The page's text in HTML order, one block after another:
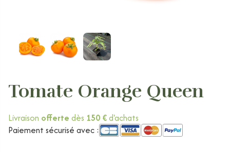
Tomate Orange Queen
Livraison offerte dès 150 €d'achats
Paiement sécurisé avec :